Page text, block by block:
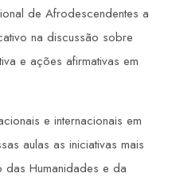
de Afrodescendentes a
na discussão sobre
e ações afirmativas em
e internacionais em
aulas as iniciativas mais
Humanidades e da